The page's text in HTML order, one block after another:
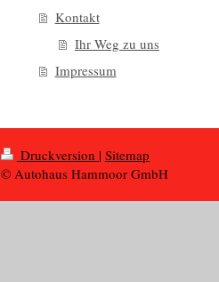
Kontakt
Ihr Weg zu uns
Impressum
Druckversion | Sitemap
© Autohaus Hammoor GmbH